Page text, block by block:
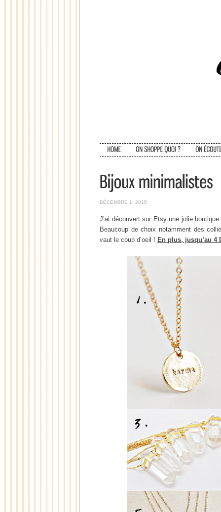
DÉCEMBRE 1, 2015
J’ai découvert sur Etsy une jolie
Beaucoup de choix notamment des
vaut le coup d’oeil ! En plus, jusqu’au 4